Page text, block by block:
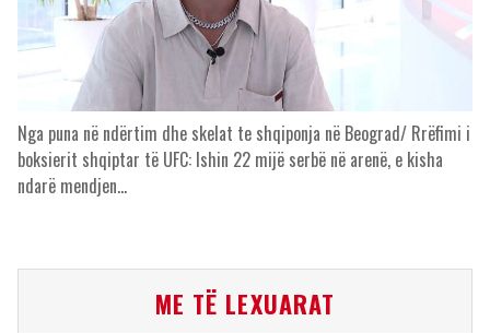
Nga puna në ndërtim dhe skelat te shqiponja në Beograd/ Rrëfimi i
boksierit shqiptar të UFC: Ishin 22 mijë serbë në arenë, e kisha
ndarë mendjen…
ME TË LEXUARAT